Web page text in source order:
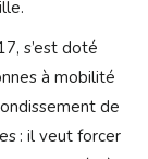
s’est doté
à mobilité
de
: il veut forcer